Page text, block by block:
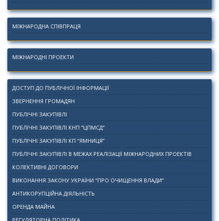
МІЖНАРОДНА СПІВПРАЦЯ
МІЖНАРОДНІ ПРОЕКТИ
ДОСТУП ДО ПУБЛІЧНОЇ ІНФОРМАЦІЇ
ЗВЕРНЕННЯ ГРОМАДЯН
ПУБЛІЧНІ ЗАКУПІВЛІ
ПУБЛІЧНІ ЗАКУПІВЛІ КНП “ЦПМСД”
ПУБЛІЧНІ ЗАКУПІВЛІ КП “ЯМНИЦЯ”
ПУБЛІЧНІ ЗАКУПІВЛІ В МЕЖАХ РЕАЛІЗАЦІЇ МІЖНАРОДНИХ ПРОЕКТІВ
КОЛЕКТИВНІ ДОГОВОРИ
ВИКОНАННЯ ЗАКОНУ УКРАЇНИ “ПРО ОЧИЩЕННЯ ВЛАДИ”
АНТИКОРУПЦІЙНА ДІЯЛЬНІСТЬ
ОРЕНДА МАЙНА